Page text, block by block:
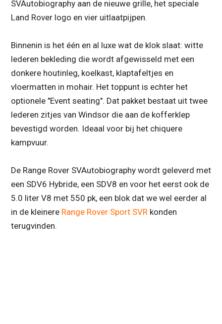
SVAutobiography aan de nieuwe grille, het speciale
Land Rover logo en vier uitlaatpijpen.
Binnenin is het één en al luxe wat de klok slaat: witte
lederen bekleding die wordt afgewisseld met een
donkere houtinleg, koelkast, klaptafeltjes en
vloermatten in mohair. Het toppunt is echter het
optionele "Event seating". Dat pakket bestaat uit twee
lederen zitjes van Windsor die aan de kofferklep
bevestigd worden. Ideaal voor bij het chiquere
kampvuur.
De Range Rover SVAutobiography wordt geleverd met
een SDV6 Hybride, een SDV8 en voor het eerst ook de
5.0 liter V8 met 550 pk, een blok dat we wel eerder al
in de kleinere Range Rover Sport SVRkonden
terugvinden.